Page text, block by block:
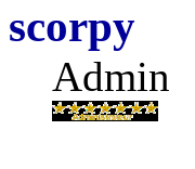
scorpy
Admin